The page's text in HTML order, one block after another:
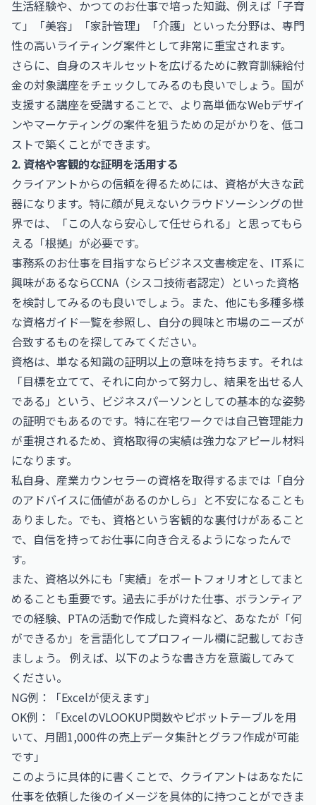
生活経験や、かつてのお仕事で培った知識、例えば「子育
て」「美容」「家計管理」「介護」といった分野は、専門
性の高いライティング案件として非常に重宝されます。
さらに、自身のスキルセットを広げるために教育訓練給付
金の対象講座をチェックしてみるのも良いでしょう。国が
支援する講座を受講することで、より高単価なWebデザイ
ンやマーケティングの案件を狙うための足がかりを、低コ
ストで築くことができます。
2. 資格や客観的な証明を活用する
クライアントからの信頼を得るためには、資格が大きな武
器になります。特に顔が見えないクラウドソーシングの世
界では、「この人なら安心して任せられる」と思ってもら
える「根拠」が必要です。
事務系のお仕事を目指すなら ビジネス文書検定を、IT系に
興味があるならCCNA（シスコ技術者認定） といった資格
を検討してみるのも良いでしょう。また、他にも多種多様
な資格ガイド一覧を参照し、自分の興味と市場のニーズが
合致するものを探してみてください。
資格は、単なる知識の証明以上の意味を持ちます。それは
「目標を立てて、それに向かって努力し、結果を出せる人
である」という、ビジネスパーソンとしての基本的な姿勢
の証明でもあるのです。特に在宅ワークでは自己管理能力
が重視されるため、資格取得の実績は強力なアピール材料
になります。
私自身、産業カウンセラーの資格を取得するまでは「自分
のアドバイスに価値があるのかしら」と不安になることも
ありました。でも、資格という客観的な裏付けがあること
で、自信を持ってお仕事に向き合えるようになったんで
す。
また、資格以外にも「実績」をポートフォリオとしてまと
めることも重要です。過去に手がけた仕事、ボランティア
での経験、PTAの活動で作成した資料など、あなたが「何
ができるか」を言語化してプロフィール欄に記載しておき
ましょう。 例えば、以下のような書き方を意識してみて
ください。
NG例：「Excelが使えます」
OK例：「ExcelのVLOOKUP関数やピボットテーブルを用
いて、月間1,000件の売上データ集計とグラフ作成が可能
です」
このように具体的に書くことで、クライアントはあなたに
仕事を依頼した後のイメージを具体的に持つことができま